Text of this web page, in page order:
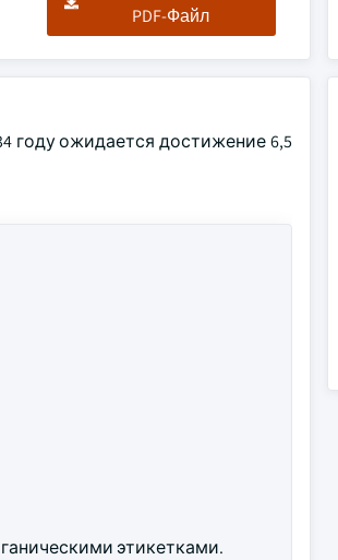
PDF-Файл
году ожидается достижение 6,5
этикетками.